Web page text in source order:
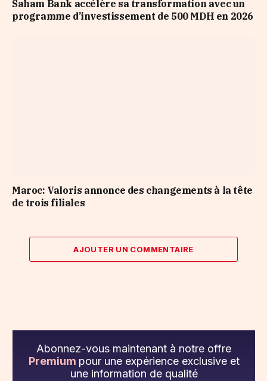
Saham Bank accélère sa transformation avec un
programme d’investissement de 500 MDH en 2026
Maroc: Valoris annonce des changements à la tête
de trois filiales
AJOUTER UN COMMENTAIRE
Abonnez-vous maintenant à notre offre
Premium pour une expérience exclusive et
une information de qualité